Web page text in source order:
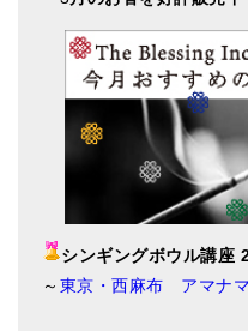
シンギングボウル講座
～ 東京・西麻布 アマナ